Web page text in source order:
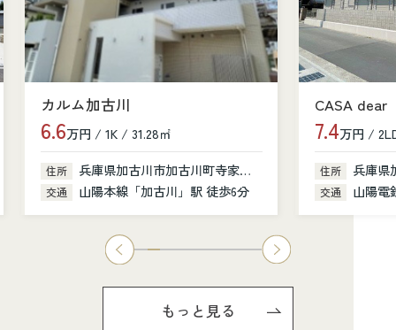
カルム加古川
6.6万円 / 1K / 31.28㎡
住所 兵庫県加古川市加古川町寺家町379-1
交通 山陽本線「加古川」駅 徒歩6分
CASA dear
7.4万円 /
住所 兵庫県
交通 山陽電
もっと見る